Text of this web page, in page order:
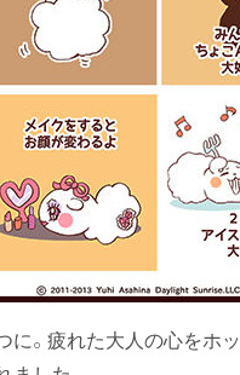
。疲れた大人の心をホ